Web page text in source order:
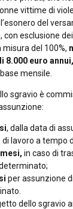
vittime di
del
con esclusione
misura del 100%,
8.000 euro annui,
mensile.
sgravio è
, dalla data di
lavoro a tempo
in caso di
per assunzione
dello sgravio